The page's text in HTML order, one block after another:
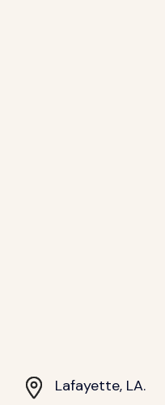
Lafayette, LA.